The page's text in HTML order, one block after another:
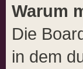
Warum
Die
in dem